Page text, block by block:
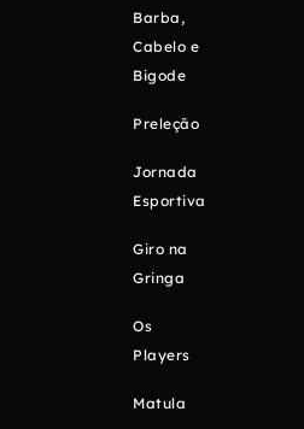
Barba,
Cabelo e
Bigode
Preleção
Jornada
Esportiva
Giro na
Gringa
Os
Players
Matula